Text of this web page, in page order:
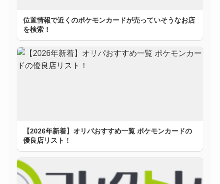
位置情報で近くのポケモンカードが売っていそうなお店
を検索！
【2026年新着】オリパおすすめ一覧 ポケモンカードの
優良店リスト！